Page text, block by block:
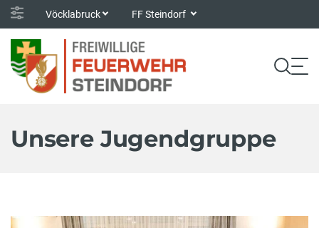
Vöcklabruck FF Steindorf
Unsere Jugendgruppe